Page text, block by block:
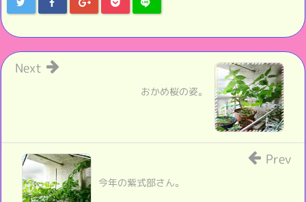
おかめ桜の姿。
Next
今年の紫式部さん。
Prev